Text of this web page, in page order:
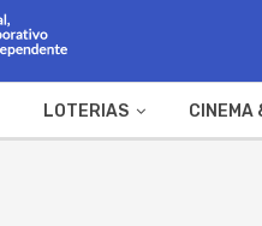
LOTERIAS CINEMA